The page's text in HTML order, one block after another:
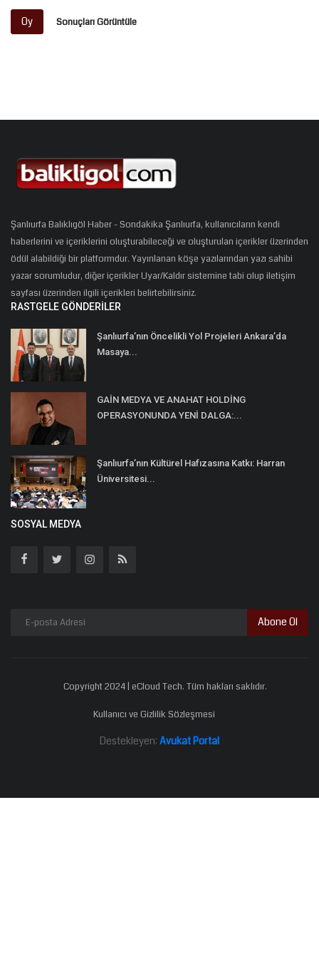
Oy Sonuçları Görüntüle
Şanlıurfa Balıklıgöl Haber - Sondakika Şanlıurfa, kullanıcıların kendi
haberlerini ve içeriklerini oluşturabileceği ve oluşturulan içerikler üzerinden
ödül alabildiği bir platformdur. Yayınlanan köşe yazılarından yazı sahibi
yazar sorumludur, diğer içerikler Uyar/Kaldır sistemine tabi olup iletişim
sayfası üzerinden ilgili içerikleri belirtebilirsiniz.
RASTGELE GÖNDERILER
Şanlıurfa’nın Öncelikli Yol Projeleri Ankara’da
Masaya...
GAİN MEDYA VE ANAHAT HOLDİNG
OPERASYONUNDA YENİ DALGA:...
Şanlıurfa’nın Kültürel Hafızasına Katkı: Harran
Üniversitesi...
SOSYAL MEDYA
Abone Ol
Copyright 2024 | eCloud Tech. Tüm hakları saklıdır.
Kullanıcı ve Gizlilik Sözleşmesi
Destekleyen: Avukat Portal